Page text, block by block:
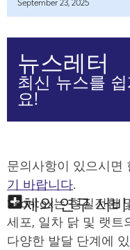
September 23, 2025
뉴스레터
최신 뉴스를
요!
문의사항이 있으시면
기 바랍니다.
체외 연구 서
Scantox는 형질전환
세포, 일차 닭 및 랫트
다양한 발달 단계에